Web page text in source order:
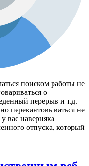
поиском работы не
о
перерыв и т.д.
перекантовываться не
вас наверняка
отпуска, который